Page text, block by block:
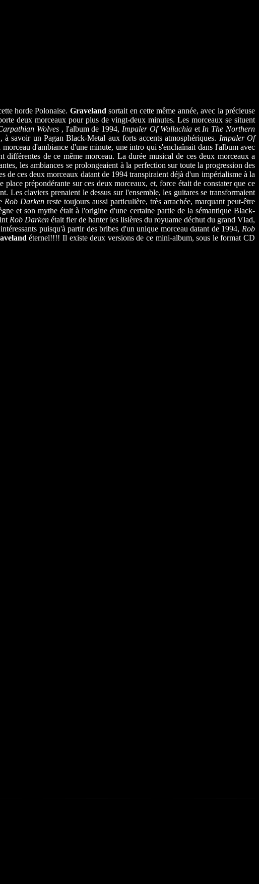
horde Polonaise. Graveland sortait en cette même année, avec la précieuse
deux morceaux pour plus de vingt-deux minutes. Les morceaux se situent
Wolves, l'album de 1994, Impaler Of Wallachiaet In The Northern
, à savoir un Pagan Black-Metal aux forts accents atmosphériques. Impaler Of
morceau d'ambiance d'une minute, une intro qui s'enchaînait dans l'album avec
de ce même morceau. La durée musical de ces deux morceaux a
les ambiances se prolongeaient à la perfection sur toute la progression des
ces deux morceaux datant de 1994 transpiraient déjà d'un impérialisme à la
prépondérante sur ces deux morceaux, et, force était de constater que ce
claviers prenaient le dessus sur l'ensemble, les guitares se transformaient
Rob Darkenreste toujours aussi particulière, très arrachée, marquant peut-être
et son mythe était à l'origine d'une certaine partie de la sémantique Black-
Rob Darkenétait fier de hanter les lisières du royuame déchut du grand Vlad,
puisqu'à partir des bribes d'un unique morceau datant de 1994, Rob
éternel!!!! Il existe deux versions de ce mini-album, sous le format CD